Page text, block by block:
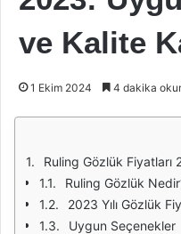
ve Kalite
1 Ekim 2024 4 dakika
Ruling Gözlük Fiyatları 2023:
Ruling Gözlük
2023 Yılı Gözlük
Uygun Seçenekler